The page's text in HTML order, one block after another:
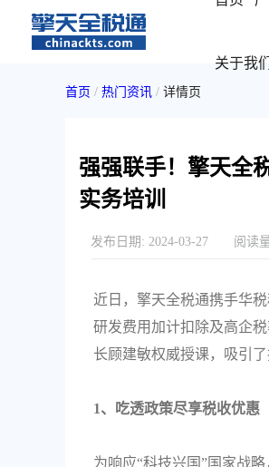
关于我们
首页 / 热门资讯 / 详情页
强强联手！擎天全
实务培训
发布日期: 2024-03-27 阅读
近日，擎天全税通携手华
研发费用加计扣除及高企
长顾建敏权威授课，吸引
1、吃透政策尽享税收优惠
为响应“科技兴国”国家战